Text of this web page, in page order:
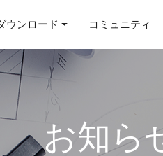
ウンロード コミュニティ
お知ら